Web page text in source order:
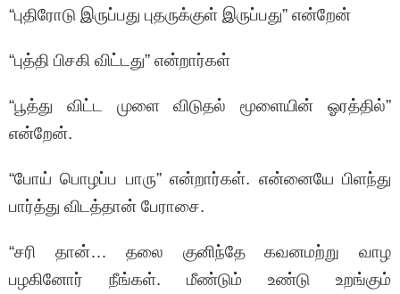
“புதிரோடு இருப்பது புதருக்குள் இருப்பது” என்றேன்
“புத்தி பிசகி விட்டது” என்றார்கள்
“பூத்து விட்ட முளை விடுதல் மூளையின் ஓரத்தில்”
என்றேன்.
“போய் பொழப்ப பாரு” என்றார்கள். என்னையே பிளந்து
பார்த்து விடத்தான் பேராசை.
“சரி தான்… தலை குனிந்தே கவனமற்று வாழ
பழகினோர் நீங்கள். மீண்டும் உண்டு உறங்கும்